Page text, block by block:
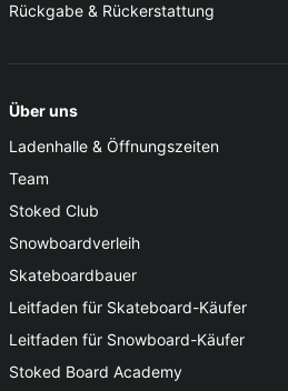
Rückgabe & Rückerstattung
Über uns
Ladenhalle & Öffnungszeiten
Team
Stoked Club
Snowboardverleih
Skateboardbauer
Leitfaden für Skateboard-Käufer
Leitfaden für Snowboard-Käufer
Stoked Board Academy